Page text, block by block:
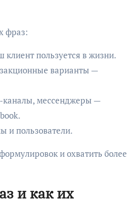
фраз:
пользуется в жизни.
варианты —
каналы, мессенджеры —
и пользователи.
и охватить более
и как их